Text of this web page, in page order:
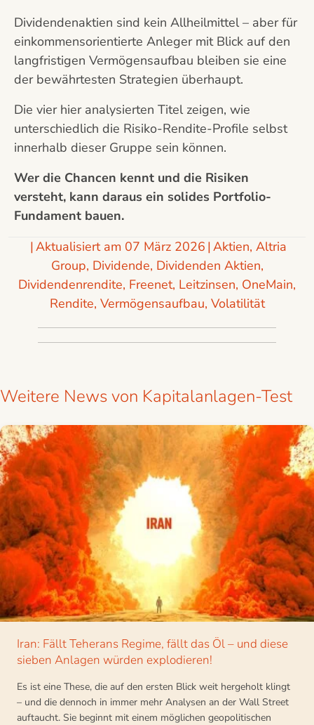
Dividendenaktien sind kein Allheilmittel – aber für
einkommensorientierte Anleger mit Blick auf den
langfristigen Vermögensaufbau bleiben sie eine
der bewährtesten Strategien überhaupt.
Die vier hier analysierten Titel zeigen, wie
unterschiedlich die Risiko-Rendite-Profile selbst
innerhalb dieser Gruppe sein können.
Wer die Chancen kennt und die Risiken
versteht, kann daraus ein solides Portfolio-
Fundament bauen.
|Aktualisiert am 07 März 2026 |Aktien, Altria
Group, Dividende, Dividenden Aktien,
Dividendenrendite, Freenet, Leitzinsen, OneMain,
Rendite, Vermögensaufbau, Volatilität
Weitere News von Kapitalanlagen-Test
Iran: Fällt Teherans Regime, fällt das Öl – und diese
sieben Anlagen würden explodieren!
Es ist eine These, die auf den ersten Blick weit hergeholt klingt
– und die dennoch in immer mehr Analysen an der Wall Street
auftaucht. Sie beginnt mit einem möglichen geopolitischen